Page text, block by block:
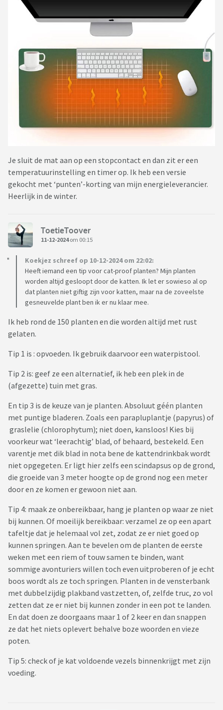
Je sluit de mat aan op een stopcontact en dan zit er een
temperatuurinstelling en timer op. Ik heb een versie
gekocht met ‘punten’-korting van mijn energieleverancier.
Heerlijk in de winter.
ToetieToover
11-12-2024om 00:15
Koekjez schreef op 10-12-2024 om 22:02:
Heeft iemand een tip voor cat-proof planten? Mijn planten
worden altijd gesloopt door de katten. Ik let er sowieso al op
dat planten niet giftig zijn voor katten, maar na de zoveelste
gesneuvelde plant ben ik er nu klaar mee.
Ik heb rond de 150 planten en die worden altijd met rust
gelaten.
Tip 1 is : opvoeden. Ik gebruik daarvoor een waterpistool.
Tip 2 is: geef ze een alternatief, ik heb een plek in de
(afgezette) tuin met gras.
En tip 3 is de keuze van je planten. Absoluut géén planten
met puntige bladeren. Zoals een parapluplantje (papyrus) of
graslelie (chlorophytum); niet doen, kansloos! Kies bij
voorkeur wat ‘leerachtig’ blad, of behaard, bestekeld. Een
varentje met dik blad in nota bene de kattendrinkbak wordt
niet opgegeten. Er ligt hier zelfs een scindapsus op de grond,
die groeide van 3 meter hoogte op de grond nog een meter
door en ze komen er gewoon niet aan.
Tip 4: maak ze onbereikbaar, hang je planten op waar ze niet
bij kunnen. Of moeilijk bereikbaar: verzamel ze op een apart
tafeltje dat je helemaal vol zet, zodat ze er niet goed op
kunnen springen. Aan te bevelen om de planten de eerste
weken met een riem of touw samen te binden, want
sommige avonturiers willen toch even uitproberen of je echt
boos wordt als ze toch springen. Planten in de vensterbank
met dubbelzijdig plakband vastzetten, of, zelfde truc, zo vol
zetten dat ze er niet bij kunnen zonder in een pot te landen.
En dat doen ze doorgaans maar 1 of 2 keer en dan snappen
ze dat het niets oplevert behalve boze woorden en vieze
poten.
Tip 5: check of je kat voldoende vezels binnenkrijgt met zijn
voeding.